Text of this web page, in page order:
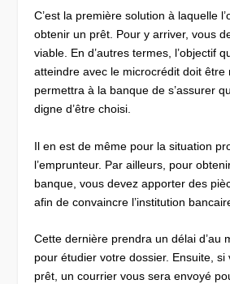
C’est la première solution à laquelle
obtenir un prêt. Pour y arriver, vous
viable. En d’autres termes, l’objectif
atteindre avec le microcrédit doit être
permettra à la banque de s’assurer
digne d’être choisi.
Il en est de même pour la situation
l’emprunteur. Par ailleurs, pour
banque, vous devez apporter des
afin de convaincre l’institution
Cette dernière prendra un délai d’au
pour étudier votre dossier. Ensuite, si
prêt, un courrier vous sera envoyé